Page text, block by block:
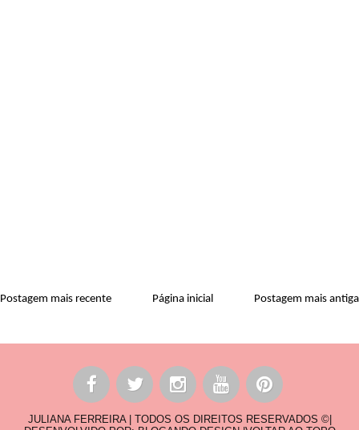
Postagem mais recente Postagem mais antiga
Página inicial
JULIANA FERREIRA | TODOS OS DIREITOS RESERVADOS ©|